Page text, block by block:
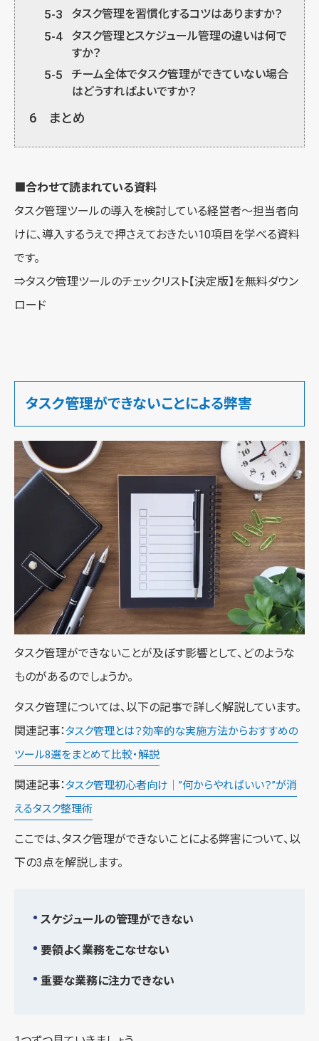
5-3 タスク管理を習慣化するコツはありますか？
5-4
タスク管理とスケジュール管理の違いは何で
すか？
5-5
チーム全体でタスク管理ができていない場合
はどうすればよいですか？
6 まとめ
■合わせて読まれている資料
タスク管理ツールの導入を検討している経営者～担当者向
けに、導入するうえで押さえておきたい10項目を学べる資料
です。
⇒タスク管理ツールのチェックリスト【決定版】を無料ダウン
ロード
タスク管理ができないことによる弊害
タスク管理ができないことが及ぼす影響として、どのような
ものがあるのでしょうか。
タスク管理については、以下の記事で詳しく解説しています。
関連記事：タスク管理とは？効率的な実施方法からおすすめの
ツール8選をまとめて比較・解説
関連記事：タスク管理初心者向け｜”何からやればいい？”が消
えるタスク整理術
ここでは、タスク管理ができないことによる弊害について、以
下の3点を解説します。
スケジュールの管理ができない
要領よく業務をこなせない
重要な業務に注力できない